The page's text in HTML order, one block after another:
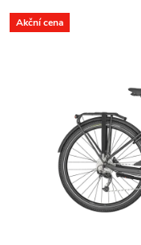
Akční cena